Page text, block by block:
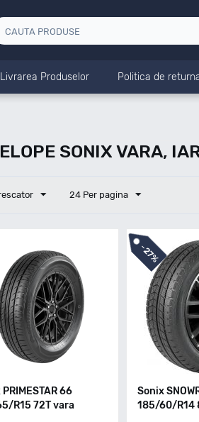
Livrarea Produselor Politica de
SONIX VARA,
24 Per pagina
66
R15 72T vara
-27%
Sonix
185/60/R14